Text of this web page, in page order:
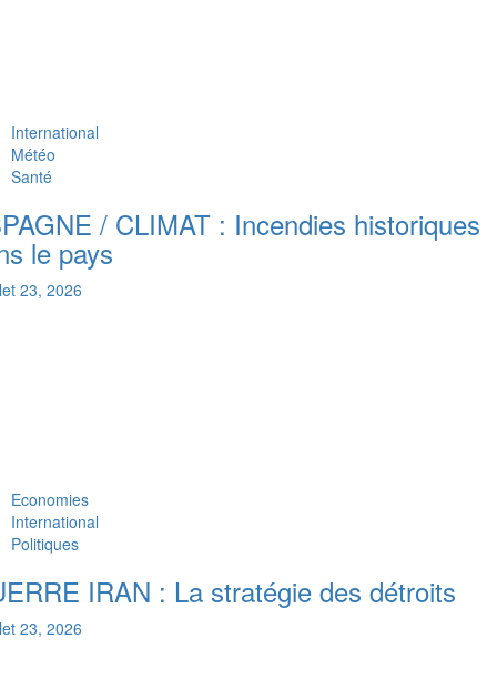
International
Météo
Santé
/ CLIMAT : Incendies historiques
le pays
23, 2026
Economies
International
Politiques
IRAN : La stratégie des détroits
23, 2026